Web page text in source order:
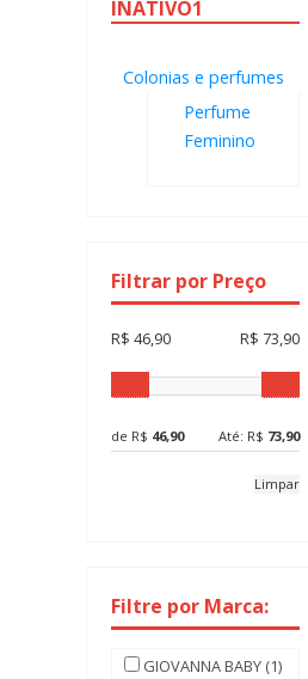
INATIVO1
Colonias e perfumes
Perfume
Feminino
Filtrar por Preço
R$ 46,90 R$ 73,90
de R$ 46,90 Até: R$ 73,90
Limpar
Filtre por Marca:
GIOVANNA BABY (1)